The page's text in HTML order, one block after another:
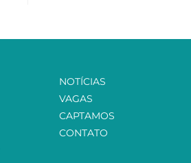
NOTÍCIAS
VAGAS
CAPTAMOS
CONTATO